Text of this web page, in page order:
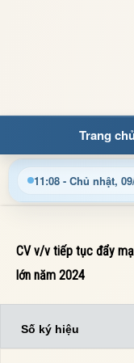
Trang chủ
11:09 - Chủ nhật,
Cập nhật thông tin
CV v/v tiếp tục đẩy
lớn năm 2024
Số ký hiệu